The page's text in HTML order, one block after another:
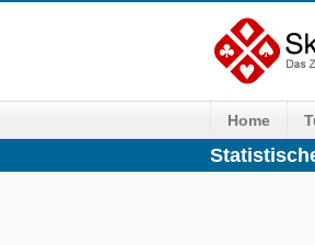
Home